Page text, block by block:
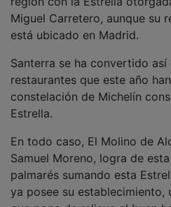
Miguel Carretero, aunque su
está ubicado en Madrid.
restaurantes que este año
constelación de Michelín
Estrella.
Samuel Moreno, logra de
palmarés sumando esta
ya posee su
que pone de relieve el buen